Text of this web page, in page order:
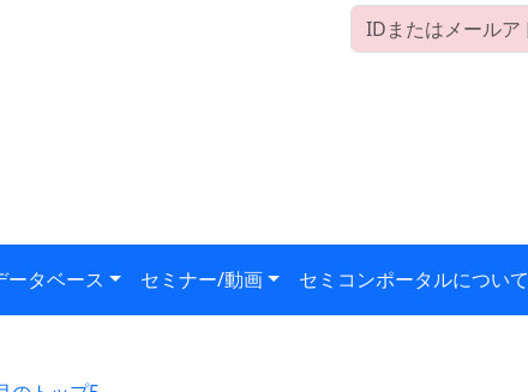
ータベース セミナー/動画 セミコンポータルについて